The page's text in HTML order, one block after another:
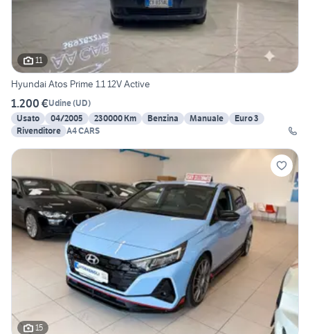
11
Hyundai Atos Prime 1.1 12V Active
1.200 €Udine(UD)
Usato
04/2005 230000 Km Benzina Manuale
Euro 3
Rivenditore A4 CARS
15